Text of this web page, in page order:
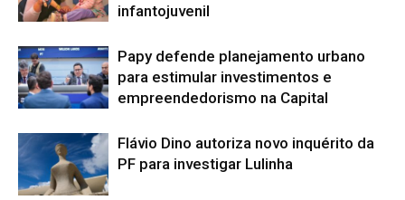
infantojuvenil
Papy defende planejamento urbano
para estimular investimentos e
empreendedorismo na Capital
Flávio Dino autoriza novo inquérito da
PF para investigar Lulinha